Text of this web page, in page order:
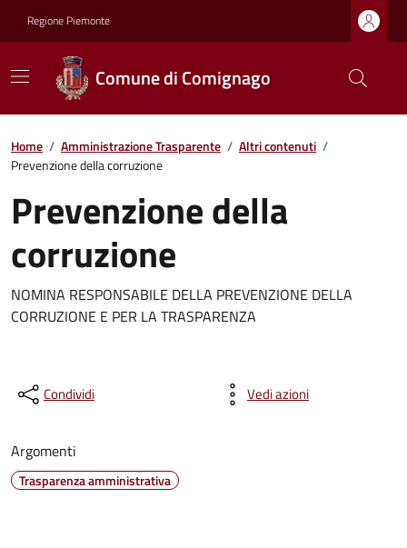
Regione Piemonte
Comune di Comignago
Home / Amministrazione Trasparente / Altri contenuti /
Prevenzione della corruzione
Prevenzione della
corruzione
NOMINA RESPONSABILE DELLA PREVENZIONE DELLA
CORRUZIONE E PER LA TRASPARENZA
Condividi Vedi azioni
Argomenti
Trasparenza amministrativa